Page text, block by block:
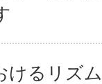
けるリズ